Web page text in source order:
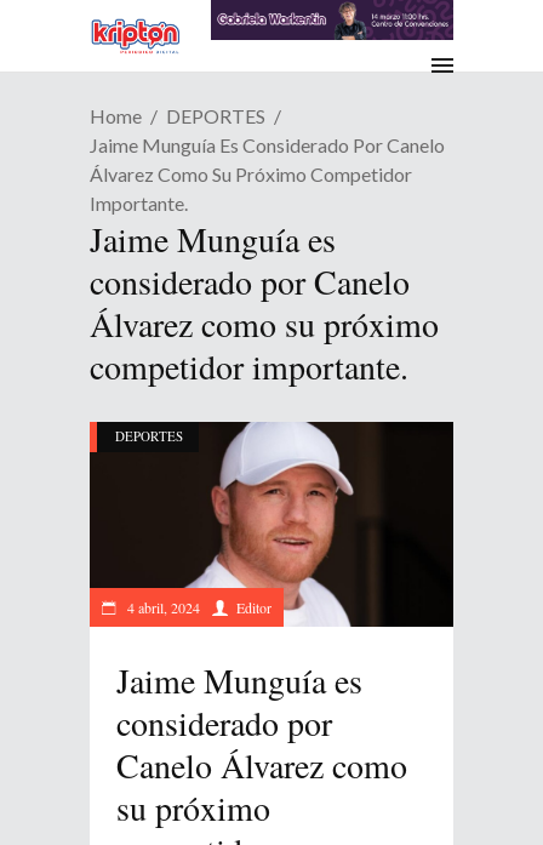
Home
DEPORTES
Jaime Munguía Es Considerado Por Canelo
Álvarez Como Su Próximo Competidor
Importante.
Jaime Munguía es
considerado por Canelo
Álvarez como su próximo
competidor importante.
DEPORTES
4 abril, 2024 Editor
Jaime Munguía es
considerado por
Canelo Álvarez como
su próximo